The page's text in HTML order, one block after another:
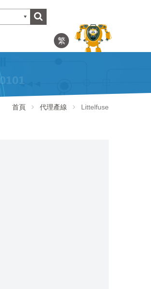
繁
首頁 代理產線 Littelfuse